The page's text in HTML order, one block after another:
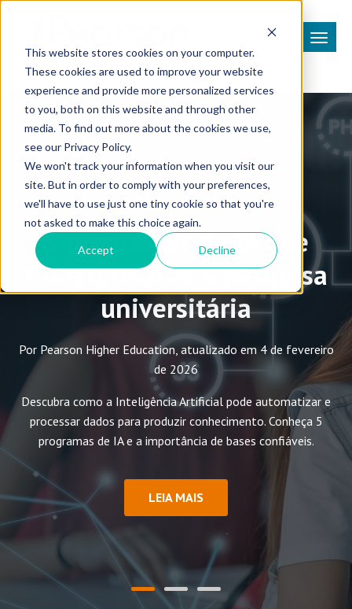
This website stores cookies on your computer.
These cookies are used to improve your website
experience and provide more personalized services
to you, both on this website and through other
media. To find out more about the cookies we use,
see our Privacy Policy.
We won't track your information when you visit our
site. But in order to comply with your preferences,
we'll have to use just one tiny cookie so that you're
not asked to make this choice again.
Accept Decline
Destaque
5 programas de IA que
transformarão a pesquisa
universitária
Por Pearson Higher Education, atualizado em 4 de fevereiro
de 2026
Descubra como a Inteligência Artificial pode automatizar e
processar dados para produzir conhecimento. Conheça 5
programas de IA e a importância de bases confiáveis.
LEIA MAIS